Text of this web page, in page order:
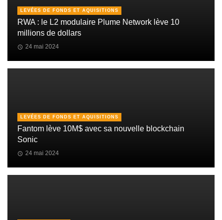
LEVÉES DE FONDS ET AQUISITIONS
RWA : le L2 modulaire Plume Network lève 10
millions de dollars
24 mai 2024
LEVÉES DE FONDS ET AQUISITIONS
Fantom lève 10M$ avec sa nouvelle blockchain
Sonic
24 mai 2024